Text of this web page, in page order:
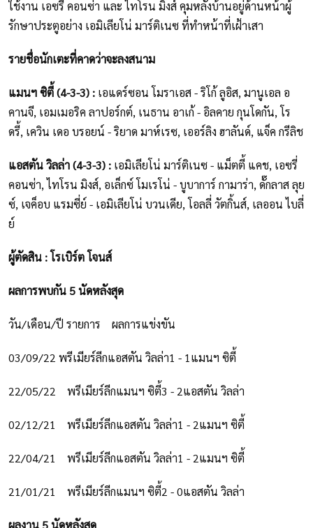
ใช้งาน เอซรี่ คอนซ่า และ ไทโรน มิงส์ คุมหลังบ้านอยู่ด้านหน้าผู้
รักษาประตูอย่าง เอมิเลียโน่ มาร์ติเนซ ที่ทำหน้าที่เฝ้าเสา
รายชื่อนักเตะที่คาดว่าจะลงสนาม
แมนฯ ซิตี้ (4-3-3) : เอแดร์ซอน โมราเอส - ริโก้ ลูอิส, มานูเอล อ
คานจี, เอมเมอริค ลาปอร์กต์, เนธาน อาเก้ - อิลคาย กุนโดกัน, โร
ดรี้, เควิน เดอ บรอยน์ - ริยาด มาห์เรซ, เออร์ลิง ฮาลันด์, แจ็ค กรีลิช
แอสตัน วิลล่า (4-3-3) : เอมิเลียโน่ มาร์ติเนซ - แม็ตตี้ แคช, เอซรี่
คอนซ่า, ไทโรน มิงส์, อเล็กซ์ โมเรโน่ - บูบาการ์ กามาร่า, ดั๊กลาส ลุย
ซ์, เจค็อบ แรมซี่ย์ - เอมิเลียโน่ บวนเดีย, โอลลี่ วัตกิ้นส์, เลออน ไบลี่
ย์
ผู้ตัดสิน : โรเบิร์ต โจนส์
ผลการพบกัน 5 นัดหลังสุด
วัน/เดือน/ปี รายการ ผลการแข่งขัน
03/09/22 พรีเมียร์ลีกแอสตัน วิลล่า1 - 1แมนฯ ซิตี้
22/05/22 พรีเมียร์ลีกแมนฯ ซิตี้3 - 2แอสตัน วิลล่า
02/12/21 พรีเมียร์ลีกแอสตัน วิลล่า1 - 2แมนฯ ซิตี้
22/04/21 พรีเมียร์ลีกแอสตัน วิลล่า1 - 2แมนฯ ซิตี้
21/01/21 พรีเมียร์ลีกแมนฯ ซิตี้2 - 0แอสตัน วิลล่า
ผลงาน 5 นัดหลังสุด